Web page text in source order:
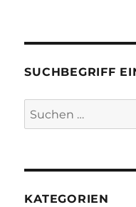
SUCHBEGRIFF
Suchen
nach:
KATEGORIEN